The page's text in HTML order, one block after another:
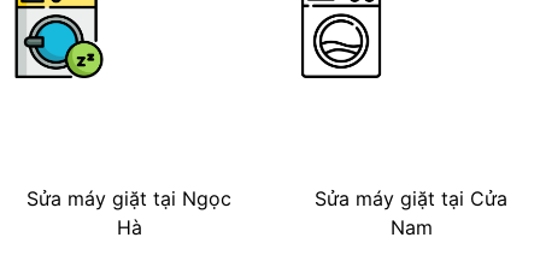
Sửa máy giặt tại Ngọc
Hà
Sửa máy giặt tại Cửa
Nam